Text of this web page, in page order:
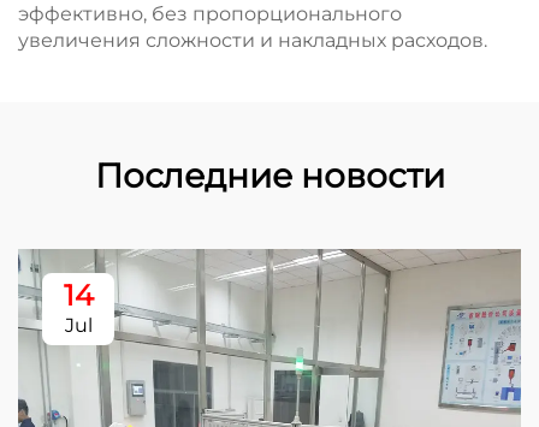
эффективно, без пропорционального
увеличения сложности и накладных расходов.
Последние новости
14
Jul